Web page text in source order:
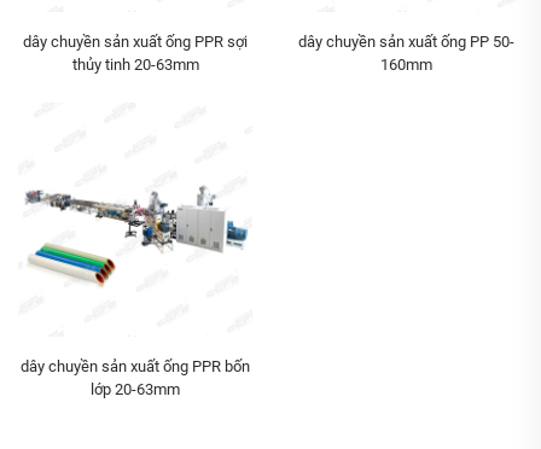
dây chuyền sản xuất ống PPR sợi
thủy tinh 20-63mm
dây chuyền sản xuất ống PP 50-
160mm
dây chuyền sản xuất ống PPR bốn
lớp 20-63mm